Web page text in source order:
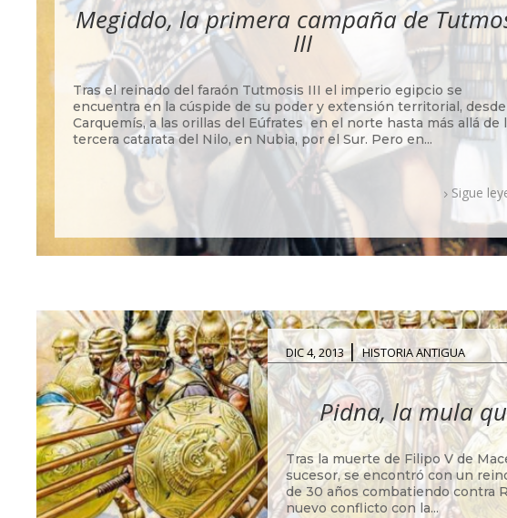
Megiddo, la primera campaña de
III
Tras el reinado del faraón Tutmosis III el imperio egipcio se
encuentra en la cúspide de su poder y extensión territorial, desde
Carquemís, a las orillas del Eúfrates en el norte hasta más allá de
tercera catarata del Nilo, en Nubia, por el Sur. Pero en...
Sigue
DIC 4, 2013|HISTORIA ANTIGUA
Pidna, la mula
Tras la muerte de Filipo V de
sucesor, se encontró con un
de 30 años combatiendo contra
nuevo conflicto con la...